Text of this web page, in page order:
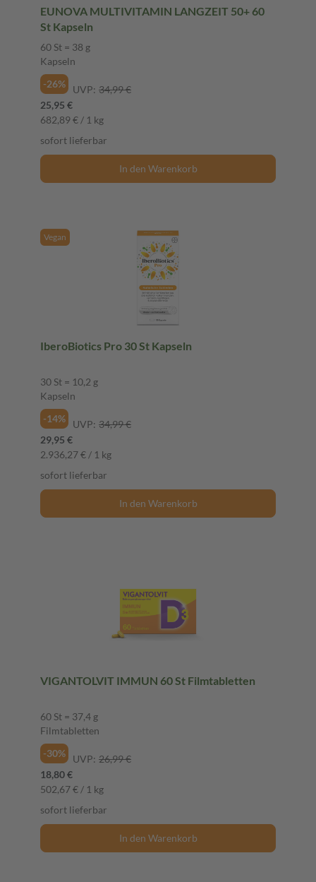
EUNOVA MULTIVITAMIN LANGZEIT 50+ 60
St Kapseln
60 St = 38 g
Kapseln
-26%
UVP: 34,99 €
25,95 €
682,89 € / 1 kg
sofort lieferbar
In den Warenkorb
Vegan
IberoBiotics Pro 30 St Kapseln
30 St = 10,2 g
Kapseln
-14%
UVP: 34,99 €
29,95 €
2.936,27 € / 1 kg
sofort lieferbar
In den Warenkorb
VIGANTOLVIT IMMUN 60 St Filmtabletten
60 St = 37,4 g
Filmtabletten
-30%
UVP: 26,99 €
18,80 €
502,67 € / 1 kg
sofort lieferbar
In den Warenkorb